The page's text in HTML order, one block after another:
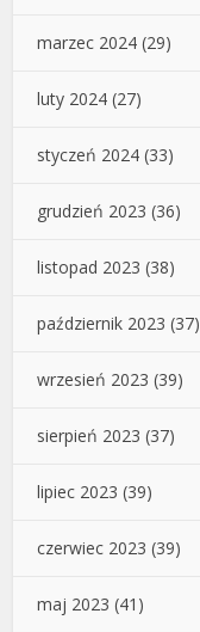
marzec 2024 (29)
luty 2024 (27)
styczeń 2024 (33)
grudzień 2023 (36)
listopad 2023 (38)
październik 2023 (37)
wrzesień 2023 (39)
sierpień 2023 (37)
lipiec 2023 (39)
czerwiec 2023 (39)
maj 2023 (41)